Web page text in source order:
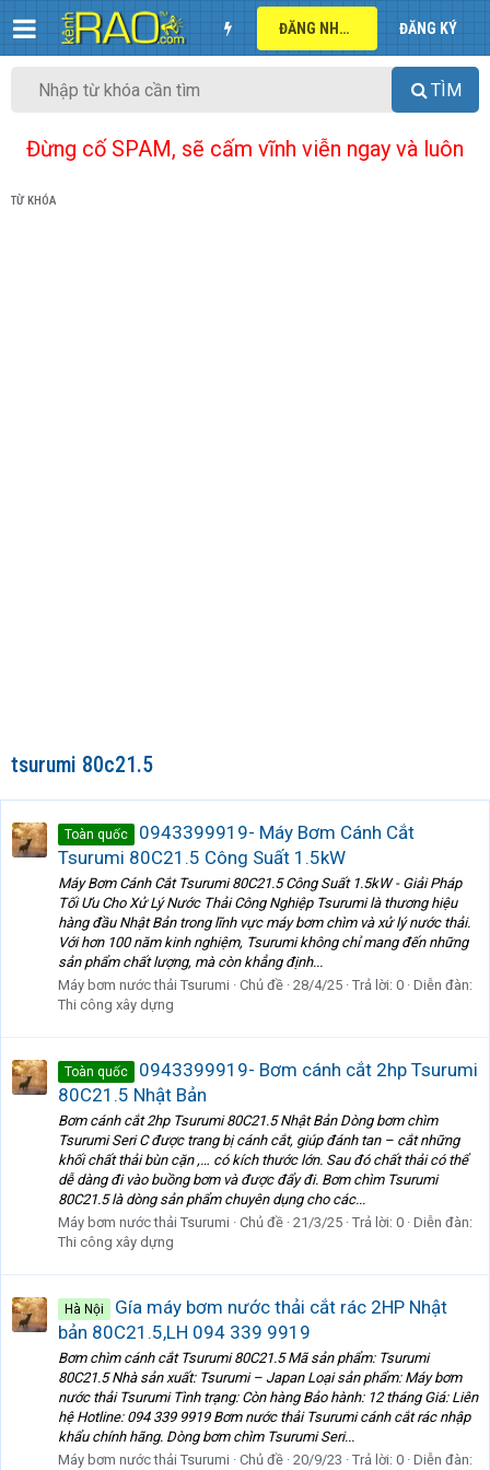
ĐĂNG NHẬP ĐĂNG KÝ
TÌM
Đừng cố SPAM, sẽ cấm vĩnh viễn ngay và luôn
TỪ KHÓA
tsurumi 80c21.5
Toàn quốc
0943399919- Máy Bơm Cánh Cắt
Tsurumi 80C21.5 Công Suất 1.5kW
Máy Bơm Cánh Cắt Tsurumi 80C21.5 Công Suất 1.5kW - Giải Pháp
Tối Ưu Cho Xử Lý Nước Thải Công Nghiệp Tsurumi là thương hiệu
hàng đầu Nhật Bản trong lĩnh vực máy bơm chìm và xử lý nước thải.
Với hơn 100 năm kinh nghiệm, Tsurumi không chỉ mang đến những
sản phẩm chất lượng, mà còn khẳng định...
Máy bơm nước thải Tsurumi
Chủ đề 28/4/25 Trả lời: 0 Diễn đàn:
Thi công xây dựng
Toàn quốc
0943399919- Bơm cánh cắt 2hp Tsurumi
80C21.5 Nhật Bản
Bơm cánh cắt 2hp Tsurumi 80C21.5 Nhật Bản Dòng bơm chìm
Tsurumi Seri C được trang bị cánh cắt, giúp đánh tan – cắt những
khối chất thải bùn cặn ,… có kích thước lớn. Sau đó chất thải có thể
dễ dàng đi vào buồng bơm và được đẩy đi. Bơm chìm Tsurumi
80C21.5 là dòng sản phẩm chuyên dụng cho các...
Máy bơm nước thải Tsurumi
Chủ đề 21/3/25 Trả lời: 0 Diễn đàn:
Thi công xây dựng
Hà Nội
Gía máy bơm nước thải cắt rác 2HP Nhật
bản 80C21.5,LH 094 339 9919
Bơm chìm cánh cắt Tsurumi 80C21.5 Mã sản phẩm: Tsurumi
80C21.5 Nhà sản xuất: Tsurumi – Japan Loại sản phẩm: Máy bơm
nước thải Tsurumi Tình trạng: Còn hàng Bảo hành: 12 tháng Giá: Liên
hệ Hotline: 094 339 9919 Bơm nước thải Tsurumi cánh cắt rác nhập
khẩu chính hãng. Dòng bơm chìm Tsurumi Seri...
Máy bơm nước thải Tsurumi
Chủ đề 20/9/23 Trả lời: 0 Diễn đàn: